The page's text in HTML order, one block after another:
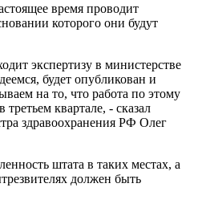
время проводит
которого они будут
экспертизу в министерстве
будет опубликован и
на то, что работа по этому
третьем квартале, - сказал
здравоохранения РФ Олег
штата в таких местах, а
должен быть